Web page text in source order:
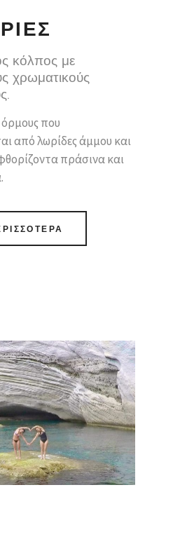
κόλπος με
χρωματικούς
που
από λωρίδες άμμου και
πράσινα και